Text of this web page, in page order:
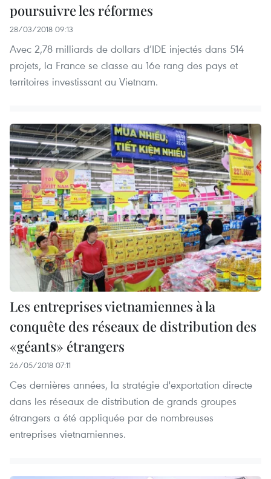
poursuivre les réformes
28/03/2018 09:13
Avec 2,78 milliards de dollars d’IDE injectés dans 514
projets, la France se classe au 16e rang des pays et
territoires investissant au Vietnam.
Les entreprises vietnamiennes à la
conquête des réseaux de distribution des
«géants» étrangers
26/05/2018 07:11
Ces dernières années, la stratégie d'exportation directe
dans les réseaux de distribution de grands groupes
étrangers a été appliquée par de nombreuses
entreprises vietnamiennes.